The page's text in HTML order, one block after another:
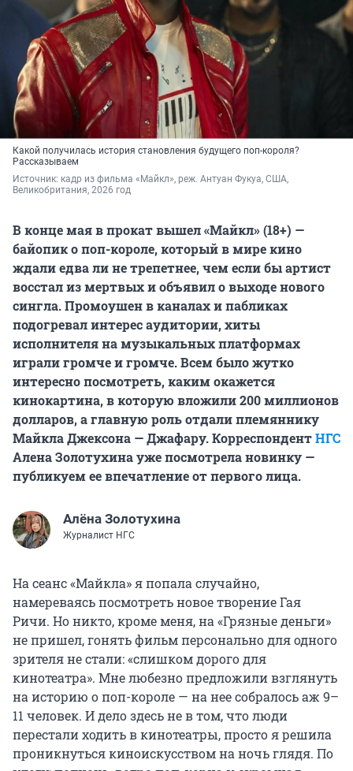
Какой получилась история становления будущего поп-короля?
Рассказываем
Источник: кадр из фильма «Майкл», реж. Антуан Фукуа, США,
Великобритания, 2026 год
В конце мая в прокат вышел «Майкл» (18+) —
байопик о поп-короле, который в мире кино
ждали едва ли не трепетнее, чем если бы артист
восстал из мертвых и объявил о выходе нового
сингла. Промоушен в каналах и пабликах
подогревал интерес аудитории, хиты
исполнителя на музыкальных платформах
играли громче и громче. Всем было жутко
интересно посмотреть, каким окажется
кинокартина, в которую вложили 200 миллионов
долларов, а главную роль отдали племяннику
Майкла Джексона — Джафару. КорреспондентНГС
Алена Золотухина уже посмотрела новинку —
публикуем ее впечатление от первого лица.
Алёна Золотухина
Журналист НГС
На сеанс «Майкла» я попала случайно,
намереваясь посмотреть новое творение Гая
Ричи. Но никто, кроме меня, на «Грязные деньги»
не пришел, гонять фильм персонально для одного
зрителя не стали: «слишком дорого для
кинотеатра». Мне любезно предложили взглянуть
на историю о поп-короле — на нее собралось аж 9–
11 человек. И дело здесь не в том, что люди
перестали ходить в кинотеатры, просто я решила
проникнуться киноискусством на ночь глядя. По